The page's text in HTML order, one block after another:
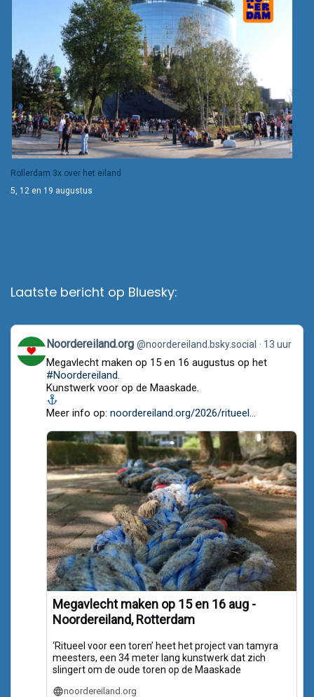
Rollerdam 3x over het eiland
5, 12 en 19 augustus
Laatste bericht op Bluesky:
View
post
by
Noordereiland.org
Bluesky
Noordereiland.org @noordereiland.bsky.social 13 uur
Megavlecht maken op 15 en 16 augustus op het
#Noordereiland
Kunstwerk voor op de Maaskade.
Meer info op: noordereiland.org/2026/ritueel...
Megavlecht maken op 15 en 16 aug -
Noordereiland, Rotterdam
‘Ritueel voor een toren’ heet het project van tamyra
meesters, een 34 meter lang kunstwerk dat zich
slingert om de oude toren op de Maaskade
noordereiland.org